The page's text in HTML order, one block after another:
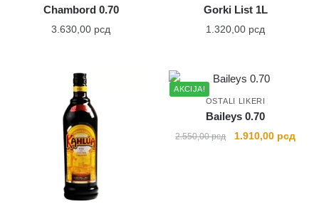
Chambord 0.70
3.630,00 рсд
Gorki List 1L
1.320,00 рсд
AKCIJA!
OSTALI LIKERI
Baileys 0.70
2.550,00рсд
Originalna
1.910,00 рсд